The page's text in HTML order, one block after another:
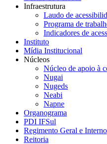
Infraestrutura
Laudo de
Programa de
Indicadores de
Instituto
Mídia Institucional
Núcleos
Núcleo de apoio à
Nugai
Nugeds
Neabi
Napne
Organograma
PDI IFSul
Regimento Geral e Interno
Reitoria